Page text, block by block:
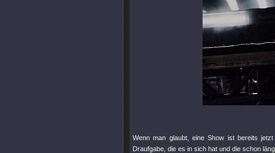
Wenn man glaubt, eine Show ist bereits
Draufgabe, die es in sich hat und die schon